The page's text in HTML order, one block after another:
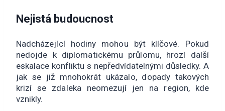
Nejistá budoucnost
Nadcházející hodiny mohou být klíčové. Pokud
nedojde k diplomatickému průlomu, hrozí další
eskalace konfliktu s nepředvídatelnými důsledky. A
jak se již mnohokrát ukázalo, dopady takových
krizí se zdaleka neomezují jen na region, kde
vznikly.